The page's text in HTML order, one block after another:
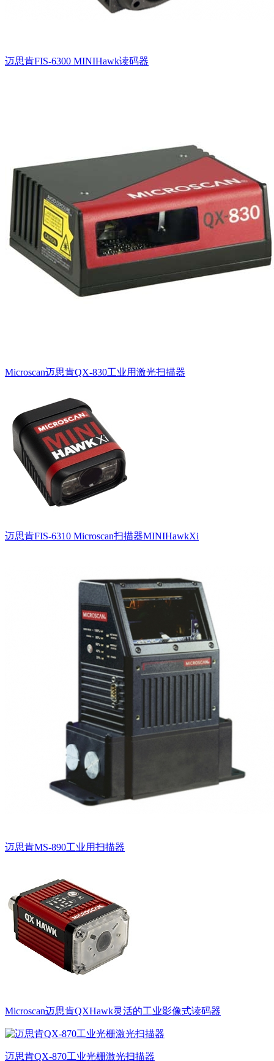
迈思肯FIS-6300 MINIHawk读码器
Microscan迈思肯QX-830工业用激光扫描器
迈思肯FIS-6310 Microscan扫描器MINIHawkXi
迈思肯MS-890工业用扫描器
Microscan迈思肯QXHawk灵活的工业影像式读码器
迈思肯QX-870工业光栅激光扫描器